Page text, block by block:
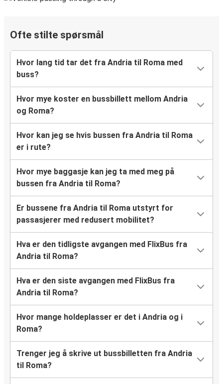
Ofte stilte spørsmål
Hvor lang tid tar det fra Andria til Roma med
buss?
Hvor mye koster en bussbillett mellom Andria
og Roma?
Hvor kan jeg se hvis bussen fra Andria til Roma
er i rute?
Hvor mye baggasje kan jeg ta med meg på
bussen fra Andria til Roma?
Er bussene fra Andria til Roma utstyrt for
passasjerer med redusert mobilitet?
Hva er den tidligste avgangen med FlixBus fra
Andria til Roma?
Hva er den siste avgangen med FlixBus fra
Andria til Roma?
Hvor mange holdeplasser er det i Andria og i
Roma?
Trenger jeg å skrive ut bussbilletten fra Andria
til Roma?